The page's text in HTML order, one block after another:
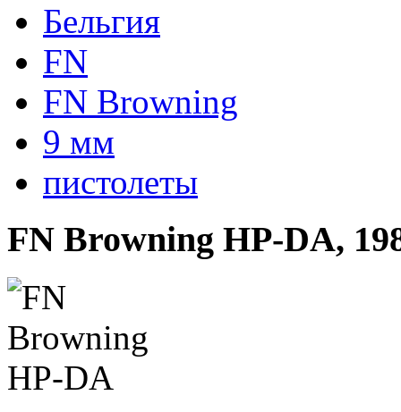
Бельгия
FN
FN Browning
9 мм
пистолеты
FN Browning HP-DA,